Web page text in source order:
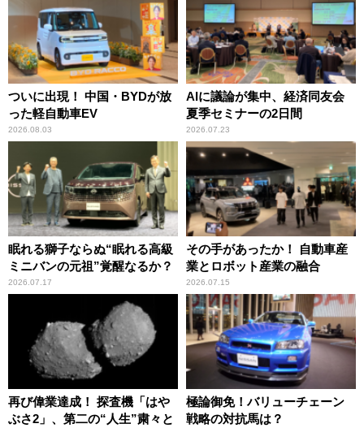
ついに出現！ 中国・BYDが放
った軽自動車EV
2026.08.03
AIに議論が集中、経済同友会
夏季セミナーの2日間
2026.07.23
眠れる獅子ならぬ“眠れる高級
ミニバンの元祖”覚醒なるか？
2026.07.17
その手があったか！ 自動車産
業とロボット産業の融合
2026.07.15
再び偉業達成！ 探査機「はや
ぶさ2」、第二の“人生”粛々と
極論御免！バリューチェーン
戦略の対抗馬は？